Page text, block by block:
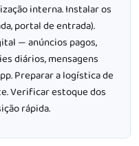
interna. Instalar os
portal de entrada).
— anúncios pagos,
diários, mensagens
Preparar a logística de
Verificar estoque dos
rápida.